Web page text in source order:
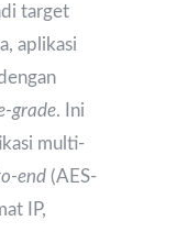
target
aplikasi
grade. Ini
multi-
end (AES-
IP,